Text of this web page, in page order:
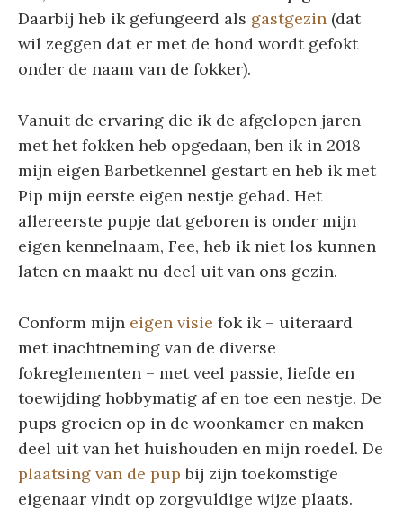
Daarbij heb ik gefungeerd als gastgezin (dat
wil zeggen dat er met de hond wordt gefokt
onder de naam van de fokker).
Vanuit de ervaring die ik de afgelopen jaren
met het fokken heb opgedaan, ben ik in 2018
mijn eigen Barbetkennel gestart en heb ik met
Pip mijn eerste eigen nestje gehad. Het
allereerste pupje dat geboren is onder mijn
eigen kennelnaam, Fee, heb ik niet los kunnen
laten en maakt nu deel uit van ons gezin.
Conform mijn eigen visie fok ik – uiteraard
met inachtneming van de diverse
fokreglementen – met veel passie, liefde en
toewijding hobbymatig af en toe een nestje. De
pups groeien op in de woonkamer en maken
deel uit van het huishouden en mijn roedel. De
plaatsing van de pup bij zijn toekomstige
eigenaar vindt op zorgvuldige wijze plaats.